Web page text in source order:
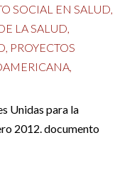
SOCIAL EN SALUD
LA SALUD
PROYECTOS
Unidas para la
2012. documento